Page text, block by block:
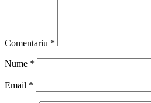
Comentariu *
Nume *
Email *